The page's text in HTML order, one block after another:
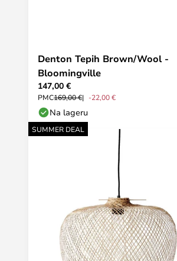
Denton Tepih Brown/Wool -
Bloomingville
147,00 €
PMC169,00 € -22,00 €
Na lageru
SUMMER DEAL